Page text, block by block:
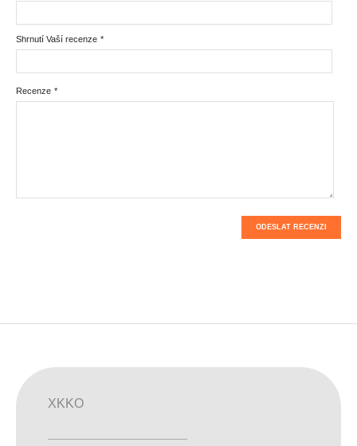
*
Shrnutí Vaší recenze
*
Recenze
ODESLAT RECENZI
XKKO